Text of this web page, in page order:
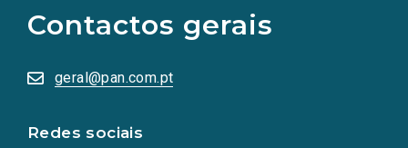
Contactos gerais
geral@pan.com.pt
Redes sociais
redes
sociais
numa
nova